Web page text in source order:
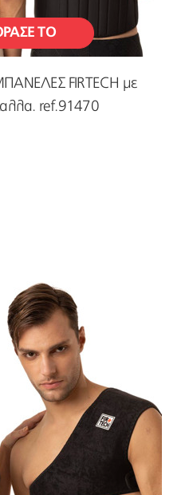
ΤΟ
FIRTECH με
ref.91470